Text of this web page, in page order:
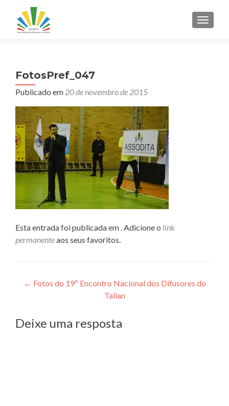
FotosPref_047
Publicado em 20 de novembro de 2015
Esta entrada foi publicada em . Adicione o link
permanenteaos seus favoritos.
Navegação
Post
← Fotos do 19º Encontro Nacional dos Difusores do
Talian
Deixe uma resposta